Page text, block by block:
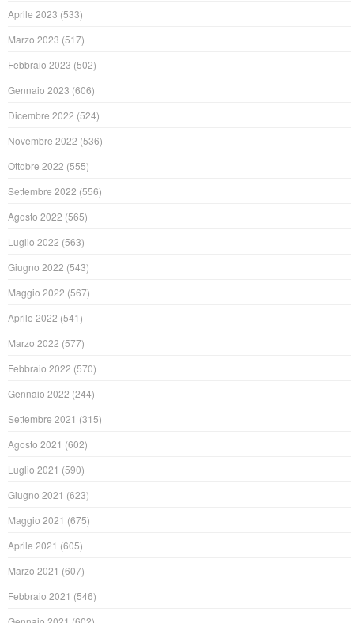
Aprile 2023 (533)
Marzo 2023 (517)
Febbraio 2023 (502)
Gennaio 2023 (606)
Dicembre 2022 (524)
Novembre 2022 (536)
Ottobre 2022 (555)
Settembre 2022 (556)
Agosto 2022 (565)
Luglio 2022 (563)
Giugno 2022 (543)
Maggio 2022 (567)
Aprile 2022 (541)
Marzo 2022 (577)
Febbraio 2022 (570)
Gennaio 2022 (244)
Settembre 2021 (315)
Agosto 2021 (602)
Luglio 2021 (590)
Giugno 2021 (623)
Maggio 2021 (675)
Aprile 2021 (605)
Marzo 2021 (607)
Febbraio 2021 (546)